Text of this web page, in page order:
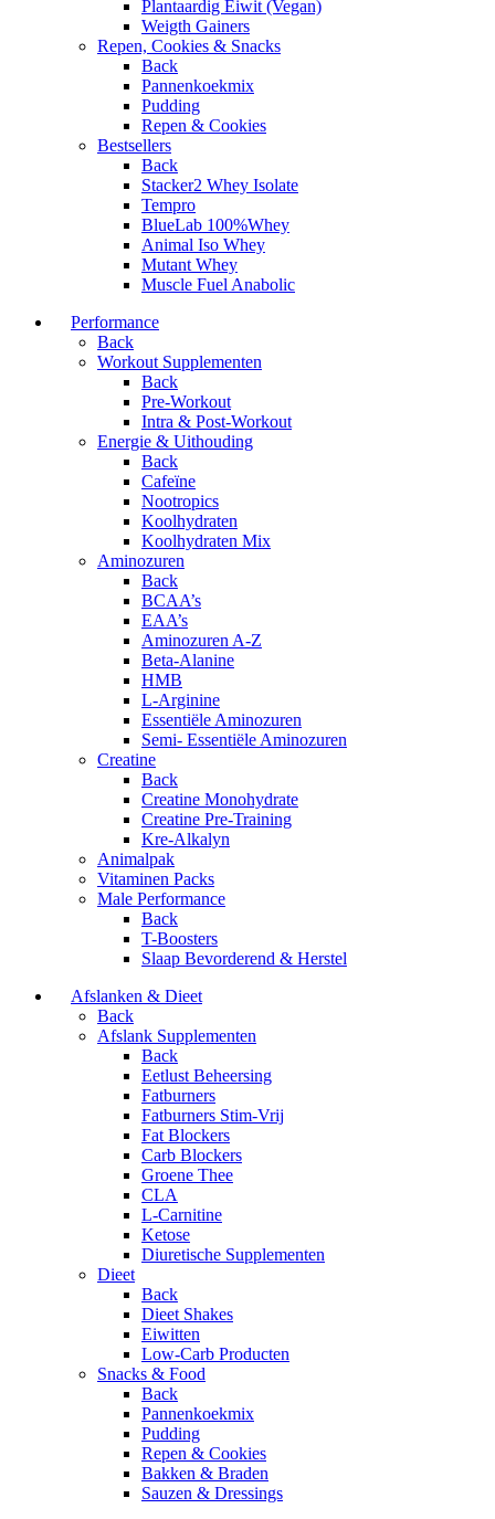
Plantaardig Eiwit (Vegan)
Weigth Gainers
Repen, Cookies & Snacks
Back
Pannenkoekmix
Pudding
Repen & Cookies
Bestsellers
Back
Stacker2 Whey Isolate
Tempro
BlueLab 100%Whey
Animal Iso Whey
Mutant Whey
Muscle Fuel Anabolic
Performance
Back
Workout Supplementen
Back
Pre-Workout
Intra & Post-Workout
Energie & Uithouding
Back
Cafeïne
Nootropics
Koolhydraten
Koolhydraten Mix
Aminozuren
Back
BCAA’s
EAA’s
Aminozuren A-Z
Beta-Alanine
HMB
L-Arginine
Essentiële Aminozuren
Semi- Essentiële Aminozuren
Creatine
Back
Creatine Monohydrate
Creatine Pre-Training
Kre-Alkalyn
Animalpak
Vitaminen Packs
Male Performance
Back
T-Boosters
Slaap Bevorderend & Herstel
Afslanken & Dieet
Back
Afslank Supplementen
Back
Eetlust Beheersing
Fatburners
Fatburners Stim-Vrij
Fat Blockers
Carb Blockers
Groene Thee
CLA
L-Carnitine
Ketose
Diuretische Supplementen
Dieet
Back
Dieet Shakes
Eiwitten
Low-Carb Producten
Snacks & Food
Back
Pannenkoekmix
Pudding
Repen & Cookies
Bakken & Braden
Sauzen & Dressings